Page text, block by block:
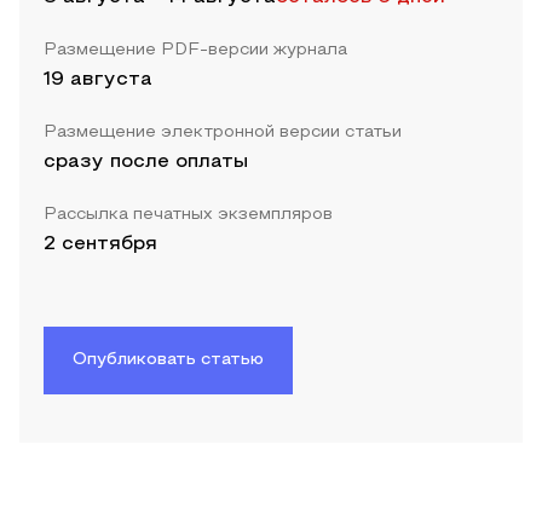
Размещение PDF-версии журнала
19 августа
Размещение электронной версии статьи
сразу после оплаты
Рассылка печатных экземпляров
2 сентября
Опубликовать статью